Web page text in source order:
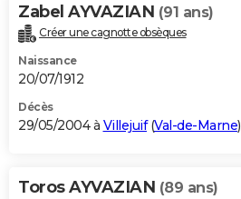
Zabel AYVAZIAN (91 ans)
Créer une cagnotte obsèques
Naissance
20/07/1912
Décès
29/05/2004 à Villejuif(Val-de-Marne)
Toros AYVAZIAN (89 ans)